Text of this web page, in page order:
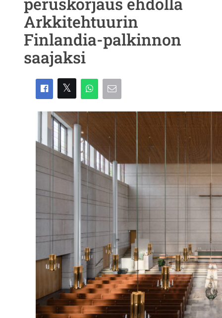
Arkkitehtuurin
Finlandia-palkinnon
saajaksi